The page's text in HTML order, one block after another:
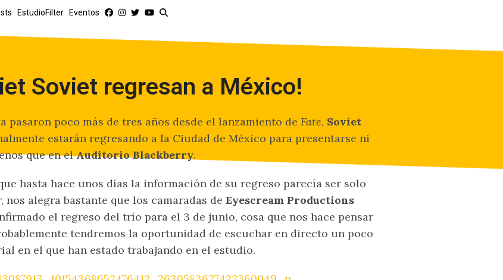
EstudioFilter Eventos
Soviet regresan a México!
pasaron poco más de tres años desde el lanzamiento de Fate, Soviet
estarán regresando a la Ciudad de México para presentarse ni
que en elAuditorio Blackberry.
hasta hace unos días la información de su regreso parecía ser solo
nos alegra bastante que los camaradas de Eyescream Productions
el regreso del trío para el 3 de junio, cosa que nos hace pensar
tendremos la oportunidad de escuchar en directo un poco
en el que han estado trabajando en el estudio.